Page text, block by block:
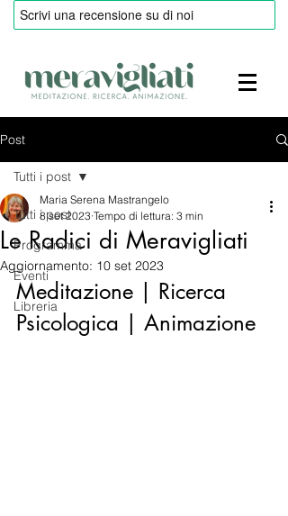
Post
Tutti i post
Programma
Eventi
Libreria
Tutti i post
Le Radici di Meravigliati
Maria Serena Mastrangelo
8 set 2023 Tempo di lettura: 3 min
Aggiornamento: 10 set 2023
Meditazione | Ricerca
Psicologica | Animazione